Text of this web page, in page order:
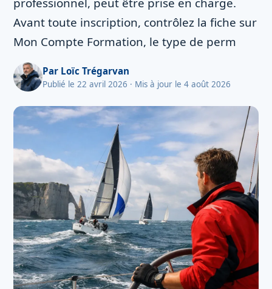
Avant toute inscription, contrôlez la fiche sur
Mon Compte Formation, le type de perm
Par Loïc Trégarvan
Publié le 22 avril 2026 · Mis à jour le 4 août 2026